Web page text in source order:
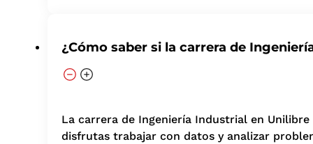
¿Cómo saber si la carrera de
La carrera de Ingeniería Industrial en
disfrutas trabajar con datos y analizar